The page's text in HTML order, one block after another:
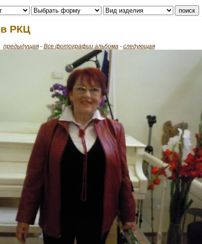
РКЦ
предыдущая- Все фотографии альбома - следующая